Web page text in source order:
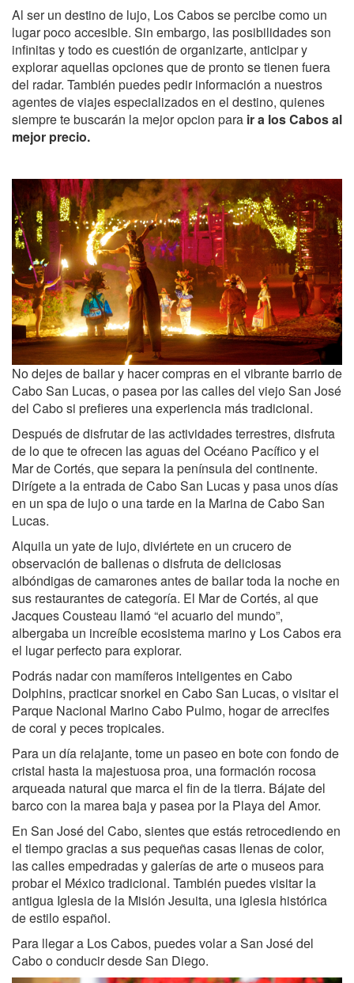
Al ser un destino de lujo, Los Cabos se percibe como un
lugar poco accesible. Sin embargo, las posibilidades son
infinitas y todo es cuestión de organizarte, anticipar y
explorar aquellas opciones que de pronto se tienen fuera
del radar. También puedes pedir información a nuestros
agentes de viajes especializados en el destino, quienes
siempre te buscarán la mejor opcion para ir a los Cabos al
mejor precio.
No dejes de bailar y hacer compras en el vibrante barrio de
Cabo San Lucas, o pasea por las calles del viejo San José
del Cabo si prefieres una experiencia más tradicional.
Después de disfrutar de las actividades terrestres, disfruta
de lo que te ofrecen las aguas del Océano Pacífico y el
Mar de Cortés, que separa la península del continente.
Dirígete a la entrada de Cabo San Lucas y pasa unos días
en un spa de lujo o una tarde en la Marina de Cabo San
Lucas.
Alquila un yate de lujo, diviértete en un crucero de
observación de ballenas o disfruta de deliciosas
albóndigas de camarones antes de bailar toda la noche en
sus restaurantes de categoría. El Mar de Cortés, al que
Jacques Cousteau llamó “el acuario del mundo”,
albergaba un increíble ecosistema marino y Los Cabos era
el lugar perfecto para explorar.
Podrás nadar con mamíferos inteligentes en Cabo
Dolphins, practicar snorkel en Cabo San Lucas, o visitar el
Parque Nacional Marino Cabo Pulmo, hogar de arrecifes
de coral y peces tropicales.
Para un día relajante, tome un paseo en bote con fondo de
cristal hasta la majestuosa proa, una formación rocosa
arqueada natural que marca el fin de la tierra. Bájate del
barco con la marea baja y pasea por la Playa del Amor.
En San José del Cabo, sientes que estás retrocediendo en
el tiempo gracias a sus pequeñas casas llenas de color,
las calles empedradas y galerías de arte o museos para
probar el México tradicional. También puedes visitar la
antigua Iglesia de la Misión Jesuita, una iglesia histórica
de estilo español.
Para llegar a Los Cabos, puedes volar a San José del
Cabo o conducir desde San Diego.